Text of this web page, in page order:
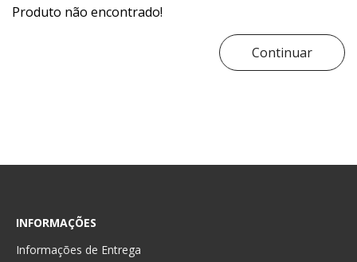
Produto não encontrado!
Continuar
INFORMAÇÕES
Informações de Entrega